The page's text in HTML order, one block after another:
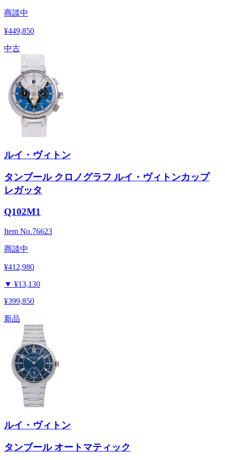
商談中
¥449,850
中古
ルイ・ヴィトン
タンブール クロノグラフ ルイ・ヴィトンカップ
レガッタ
Q102M1
Item No.76623
商談中
¥412,980
▼ ¥13,130
¥399,850
新品
ルイ・ヴィトン
タンブール オートマティック